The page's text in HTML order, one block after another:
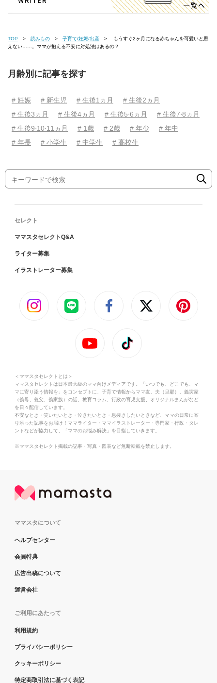
TOP 読みもの 子育て/妊娠/出産
えない……。ママが抱える不安に対処法はあるの？
月齢別に記事を探す
# 妊娠 # 新生児 # 生後1ヵ月
# 生後2ヵ月
# 生後3ヵ月
# 生後4ヵ月 # 生後5⋅6ヵ月
# 生後7⋅8ヵ月
# 生後9⋅10⋅11ヵ月
# 1歳 # 2歳 # 年少
# 年中
# 年長
# 小学生 # 中学生 # 高校生
セレクト
ママスタセレクトQ&A
ライター募集
イラストレーター募集
＜ママスタセレクトとは＞
ママスタセレクトは日本最大級のママ向けメディアです。「いつでも、どこでも、マ
マに寄り添う情報を」をコンセプトに、子育て情報からママ友、夫（旦那）、義実家
（義母、義父、義家族）の話、教育コラム、行政の育児支援、オリジナルまんがなど
を日々配信しています。
不安なとき・笑いたいとき・泣きたいとき・息抜きしたいときなど、ママの日常に寄
り添った記事をお届け！ママライター・ママイラストレーター・専門家・行政・タレ
ントなどが協力して、「ママのお悩み解決」を目指していきます。
※ママスタセレクト掲載の記事・写真・図表など無断転載を禁止します。
ママスタについて
ヘルプセンター
会員特典
広告出稿について
運営会社
ご利用にあたって
利用規約
プライバシーポリシー
クッキーポリシー
特定商取引法に基づく表記